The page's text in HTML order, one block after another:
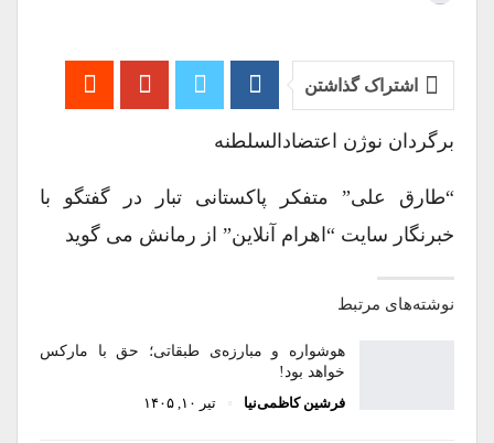
اشتراک گذاشتن
برگردان نوژن اعتضادالسلطنه
“طارق علی” متفکر پاکستانی تبار در گفتگو با
خبرنگار سایت “اهرام آنلاین” از رمانش می گوید
نوشته‌های مرتبط
هوشواره و مبارزه‌ی طبقاتی؛ حق با مارکس
خواهد بود!
فرشین کاظمی‌نیا
تیر ۱۰, ۱۴۰۵